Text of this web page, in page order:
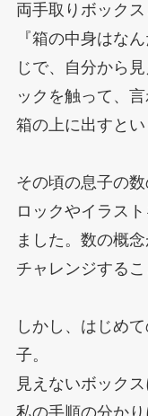
両手取りボック
『箱の中身はな
じで、自分から
ックを触って、
箱の上に出すとい
その頃の息子の
ロックやイラス
ました。数の概
チャレンジするこ
しかし、はじめ
子。
見えないボック